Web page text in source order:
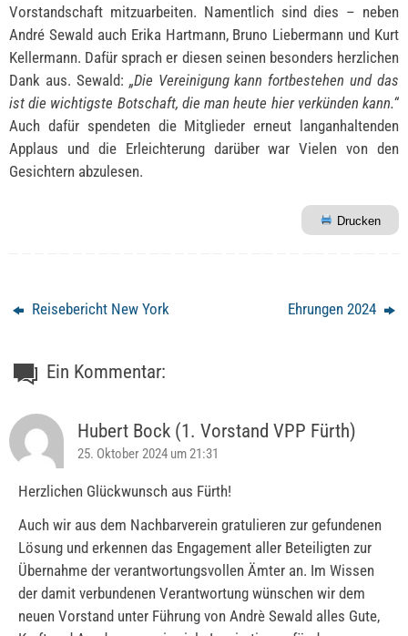
Vorstandschaft mitzuarbeiten. Namentlich sind dies – neben
André Sewald auch Erika Hartmann, Bruno Liebermann und Kurt
Kellermann. Dafür sprach er diesen seinen besonders herzlichen
Dank aus. Sewald: „Die Vereinigung kann fortbestehen und das
ist die wichtigste Botschaft, die man heute hier verkünden kann.“
Auch dafür spendeten die Mitglieder erneut langanhaltenden
Applaus und die Erleichterung darüber war Vielen von den
Gesichtern abzulesen.
Drucken
Reisebericht New York Ehrungen 2024
Ein Kommentar:
Hubert Bock (1. Vorstand VPP Fürth)
25. Oktober 2024 um 21:31
Herzlichen Glückwunsch aus Fürth!
Auch wir aus dem Nachbarverein gratulieren zur gefundenen
Lösung und erkennen das Engagement aller Beteiligten zur
Übernahme der verantwortungsvollen Ämter an. Im Wissen
der damit verbundenen Verantwortung wünschen wir dem
neuen Vorstand unter Führung von Andrè Sewald alles Gute,